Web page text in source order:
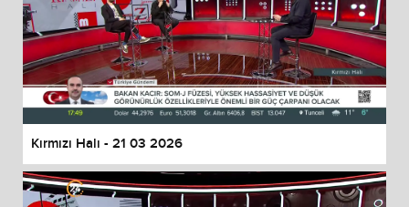
Kırmızı Halı - 21 03 2026